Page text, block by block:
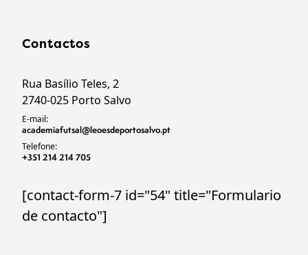
Contactos
Rua Basílio Teles, 2
2740-025 Porto Salvo
E-mail:
academiafutsal@leoesdeportosalvo.pt
Telefone:
+351 214 214 705
[contact-form-7 id="54" title="Formulario
de contacto"]